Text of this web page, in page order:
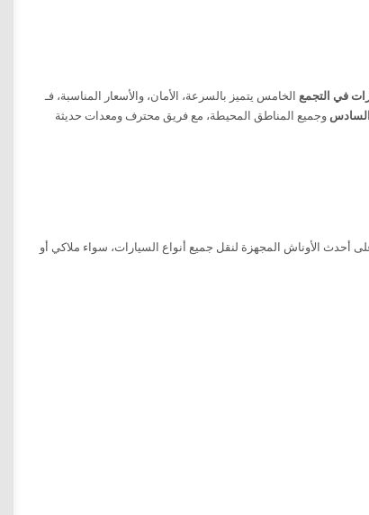
في التجمع الخامس يتميز بالسرعة، الأمان، والأسعار المناسبة، فـ
السادس وجميع المناطق المحيطة، مع فريق محترف ومعدات حديثة
أحدث الأوناش المجهزة لنقل جميع أنواع السيارات، سواء ملاكي أو